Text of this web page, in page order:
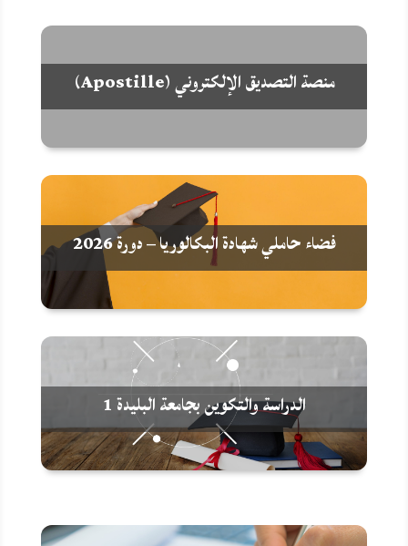
منصة التصديق الإلكتروني (Apostille)
فضاء حاملي شهادة البكالوريا – دورة 2026
الدراسة والتكوين بجامعة البليدة 1